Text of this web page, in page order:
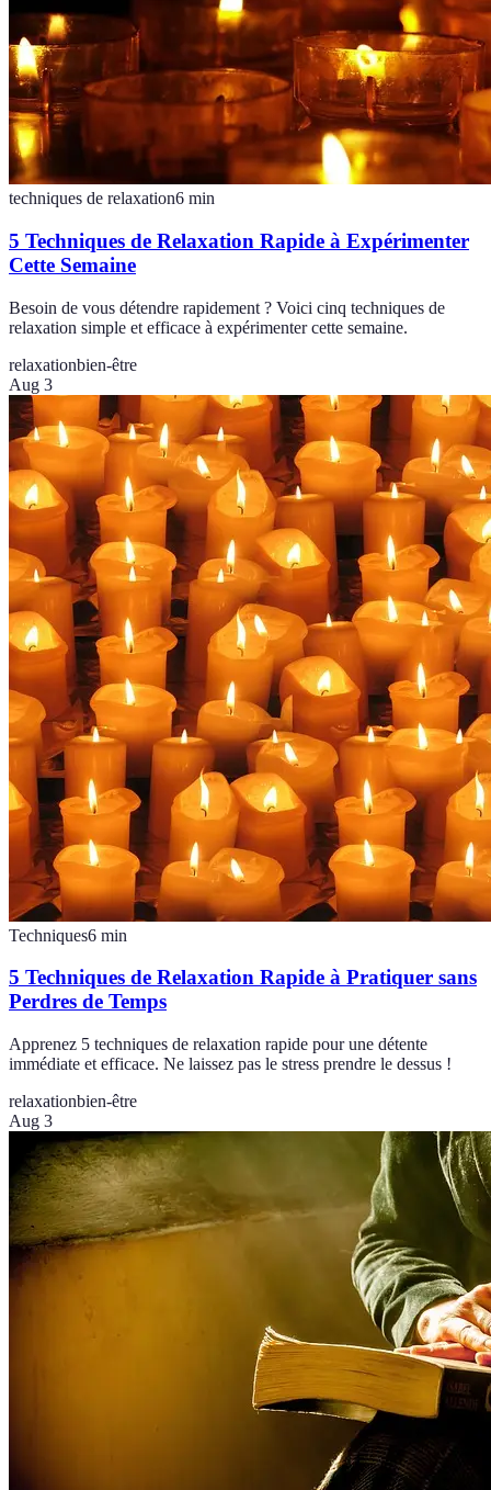
techniques de relaxation6 min
5 Techniques de Relaxation Rapide à Expérimenter
Cette Semaine
Besoin de vous détendre rapidement ? Voici cinq techniques de
relaxation simple et efficace à expérimenter cette semaine.
relaxationbien-être
Aug 3
Techniques6 min
5 Techniques de Relaxation Rapide à Pratiquer sans
Perdres de Temps
Apprenez 5 techniques de relaxation rapide pour une détente
immédiate et efficace. Ne laissez pas le stress prendre le dessus !
relaxationbien-être
Aug 3